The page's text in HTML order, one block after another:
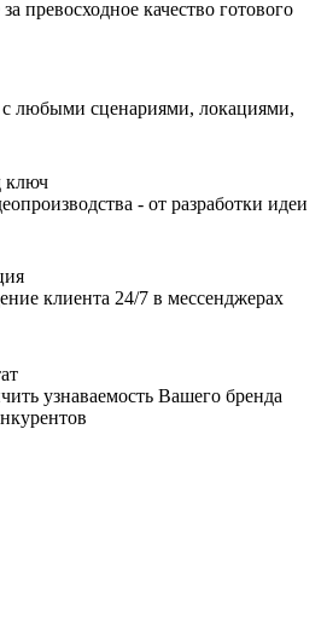
превосходное качество готового
любыми сценариями, локациями,
ключ
- от разработки идеи
клиента 24/7 в мессенджерах
узнаваемость Вашего бренда